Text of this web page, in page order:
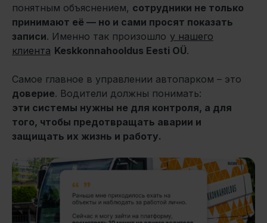
понятным объяснением, сотрудники не только
принимают её — но и сами просят показать
записи. Именно так произошло у нашего
клиента Keskkonnahooldus Eesti OÜ.
Самое главное в управлении автопарком – это
доверие. Водители должны понимать:
эти системы нужны не для контроля, а для
того, чтобы предотвращать аварии и
защищать их жизнь и работу.